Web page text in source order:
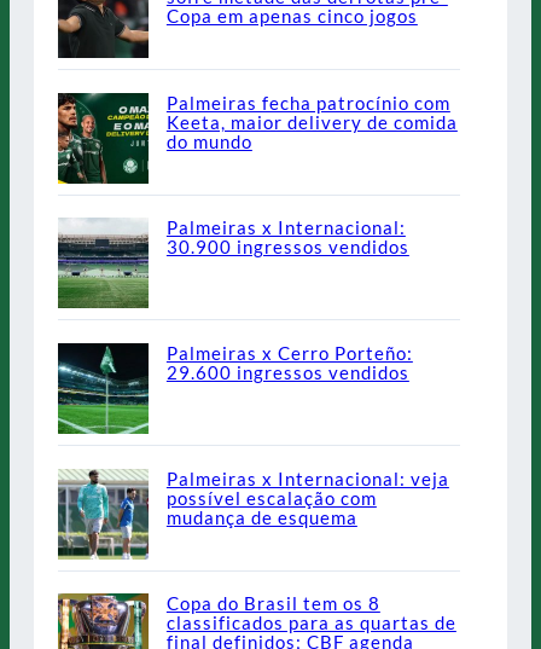
Copa em apenas cinco jogos
Palmeiras fecha patrocínio com
Keeta, maior delivery de comida
do mundo
Palmeiras x Internacional:
30.900 ingressos vendidos
Palmeiras x Cerro Porteño:
29.600 ingressos vendidos
Palmeiras x Internacional: veja
possível escalação com
mudança de esquema
Copa do Brasil tem os 8
classificados para as quartas de
final definidos; CBF agenda